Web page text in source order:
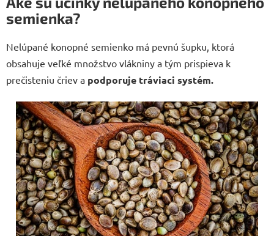
á
c
i
e
r
v
k
y
v
ý
p
i
s
u
semienka?
Nelúpané konopné semienko má pevnú šupku, ktorá
obsahuje veľké množstvo vlákniny a tým prispieva k
prečisteniu čriev a podporuje tráviaci systém.